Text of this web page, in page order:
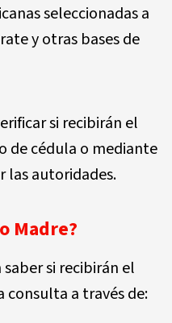
seleccionadas a
y otras bases de
si recibirán el
de cédula o mediante
las autoridades.
Madre?
si recibirán el
consulta a través de: